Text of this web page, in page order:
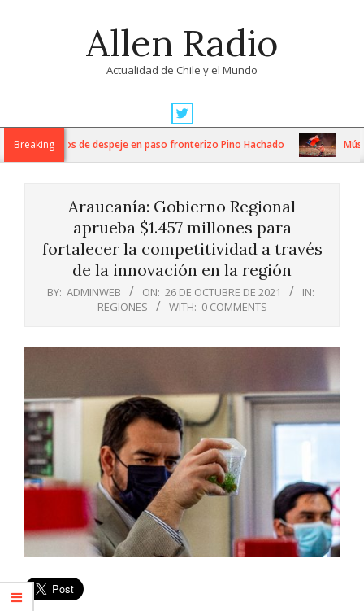
Allen Radio
Actualidad de Chile y el Mundo
Navigation
MenuBreaking
trabajos de despeje en paso fronterizo Pino Hachado
Araucanía: Gobierno Regional
aprueba $1.457 millones para
fortalecer la competitividad a través
de la innovación en la región
BY: ADMINWEB ON: 26 DE OCTUBRE DE 2021
IN:
REGIONES
WITH: 0 COMMENTS